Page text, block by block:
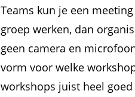
Teams kun je een
groep werken, dan
geen camera en
vorm voor welke
workshops juist heel